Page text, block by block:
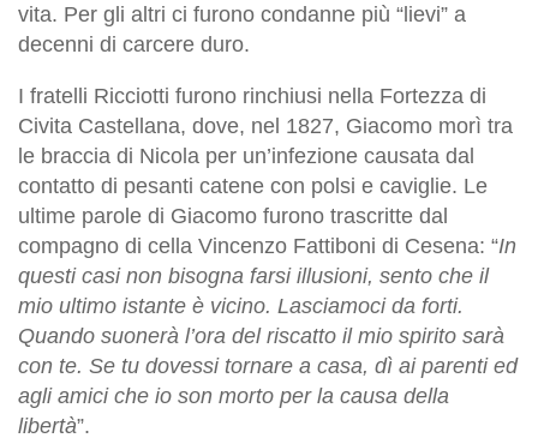
vita. Per gli altri ci furono condanne più “lievi” a
decenni di carcere duro.
I fratelli Ricciotti furono rinchiusi nella Fortezza di
Civita Castellana, dove, nel 1827, Giacomo morì tra
le braccia di Nicola per un’infezione causata dal
contatto di pesanti catene con polsi e caviglie. Le
ultime parole di Giacomo furono trascritte dal
compagno di cella Vincenzo Fattiboni di Cesena: “In
questi casi non bisogna farsi illusioni, sento che il
mio ultimo istante è vicino. Lasciamoci da forti.
Quando suonerà l’ora del riscatto il mio spirito sarà
con te. Se tu dovessi tornare a casa, dì ai parenti ed
agli amici che io son morto per la causa della
libertà”.